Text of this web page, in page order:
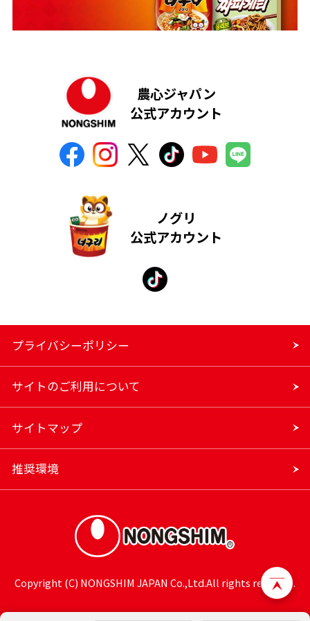
農心ジャパン
公式アカウント
ノグリ
公式アカウント
プライバシーポリシー
サイトのご利用について
サイトマップ
推奨環境
Copyright (C) NONGSHIM JAPAN Co.,Ltd.All rights reserved.